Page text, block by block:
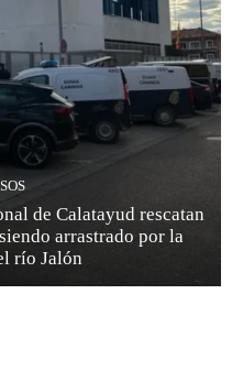
de Calatayud rescatan
arrastrado por la
río Jalón